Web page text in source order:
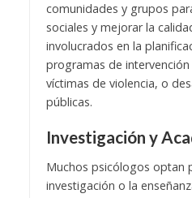
comunidades y grupos
sociales y mejorar la
involucrados en la
programas de
víctimas de violencia, o
públicas.
Investigación y
Muchos psicólogos optan
investigación o la